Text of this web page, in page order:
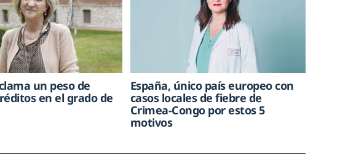
un peso de
en el grado de
España, único país europeo con
casos locales de fiebre de
Crimea-Congo por estos 5
motivos